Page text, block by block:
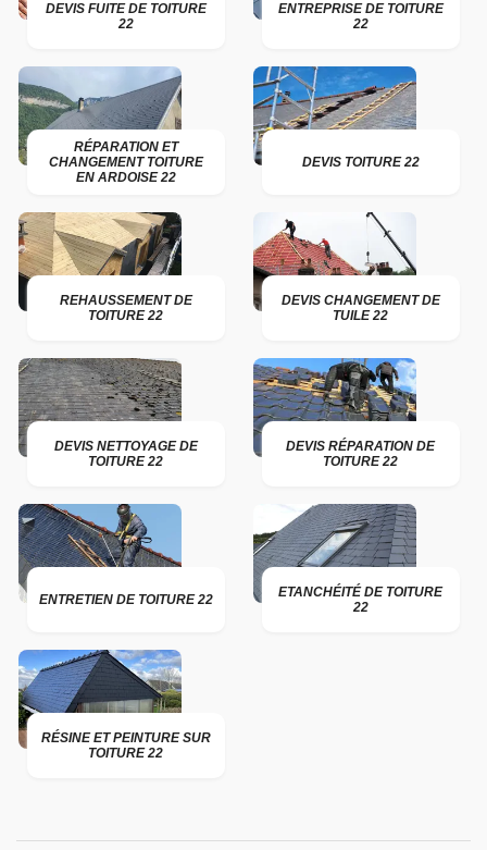
DEVIS FUITE DE TOITURE
22
ENTREPRISE DE TOITURE
22
RÉPARATION ET
CHANGEMENT TOITURE
EN ARDOISE 22
DEVIS TOITURE 22
REHAUSSEMENT DE
TOITURE 22
DEVIS CHANGEMENT DE
TUILE 22
DEVIS NETTOYAGE DE
TOITURE 22
DEVIS RÉPARATION DE
TOITURE 22
ENTRETIEN DE TOITURE 22
ETANCHÉITÉ DE TOITURE
22
RÉSINE ET PEINTURE SUR
TOITURE 22